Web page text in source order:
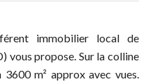
immobilier local de
vous propose. Sur la colline
m² approx avec vues.